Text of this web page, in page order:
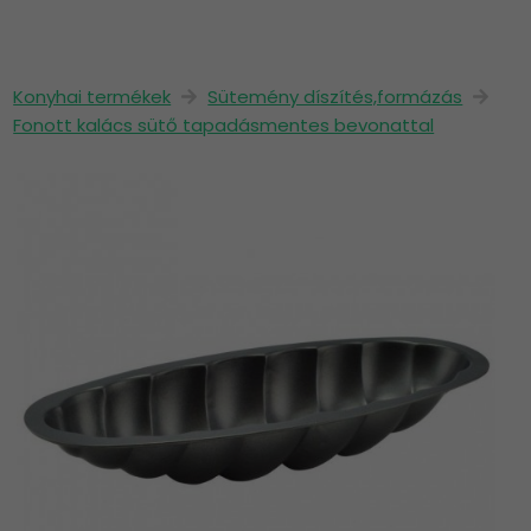
Konyhai termékek
Sütemény díszítés,formázás
Fonott kalács sütő tapadásmentes bevonattal